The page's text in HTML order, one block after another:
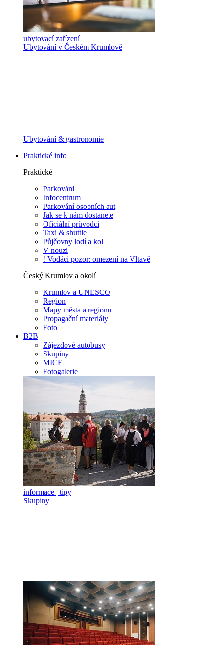
ubytovací zařízení
Ubytování v Českém Krumlově
Ubytování & gastronomie
Praktické info
Praktické
Parkování
Infocentrum
Parkování osobních aut
Jak se k nám dostanete
Oficiální průvodci
Taxi & shuttle
Půjčovny lodí a kol
V nouzi
! Vodáci pozor: omezení na Vltavě
Český Krumlov a okolí
Krumlov a UNESCO
Region
Mapy města a regionu
Propagační materiály
Foto
B2B
Zájezdové autobusy
Skupiny
MICE
Fotogalerie
informace | tipy
Skupiny